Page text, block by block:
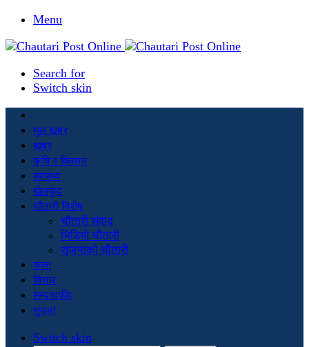
Menu
Search for
Switch skin
मूल खबर
खबर
कृषि र किसान
स्वास्थ्य
खेलकुद
चौतारी विशेष
चौतारी संवाद
भिडियो चौतारी
सृजनाको चौतारी
कला
विचार
सम्पादकीय
सुचना
Switch skin